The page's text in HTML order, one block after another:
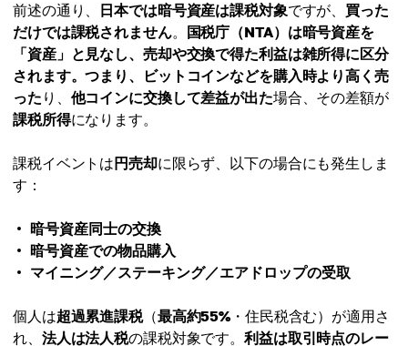
前述の通り、 日本では暗号資産は課税対象ですが、 買った
だけでは課税されません。 国税庁（NTA） は暗号資産を
「資産」と見なし、 売却や交換で得た利益は雑所得に区分
されます。つまり、
ビットコインなどを購入時より高く売
った り、 他コインに交換して差益が出た場合、その差額が
課税所得になります。
課税イベントは 円売却に限らず、以下の場合にも発生しま
す：
暗号資産同士の交換
暗号資産での物品購入
マイニング／ステーキング／エアドロップの受取
個人は超過累進課税（最高約55% ・住民税含む）が適用さ
れ、 法人は法人税の課税対象です。利益は取引時点のレー